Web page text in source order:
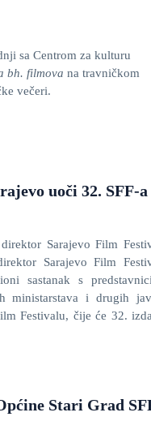
sa Centrom za kulturu
bh. filmova na travničkom
večeri.
uoči 32. SFF-a
Sarajevo Film
Sarajevo Film
sastanak s
ministarstava i drugih
Festivalu, čije će 32.
Stari Grad